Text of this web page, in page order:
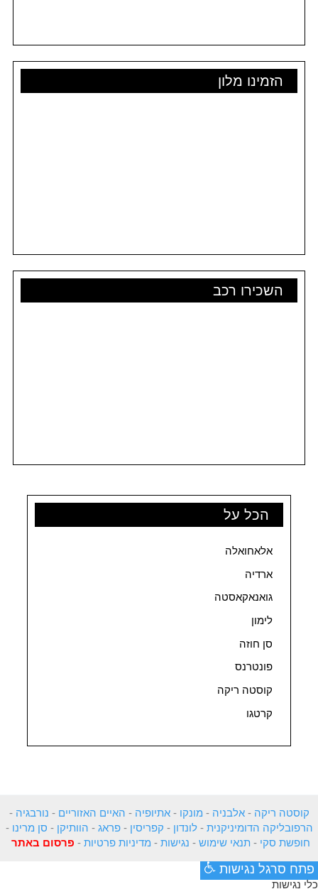
הזמינו מלון
השכירו רכב
הכל על
אלאחואלה
ארדיה
גואנאקאסטה
לימון
סן חוזה
פונטרנס
קוסטה ריקה
קרטגו
קוסטה ריקה -אלבניה - מונקו -אתיופיה - האיים האזוריים - נורבגיה -
הרפובליקה הדומיניקנית -לונדון - קפריסין -פראג - הוותיקן - סן מרינו -
חופשת סקי -תנאי שימוש - נגישות - מדיניות פרטיות - פרסום באתר
פתח סרגל נגישות
כלי נגישות